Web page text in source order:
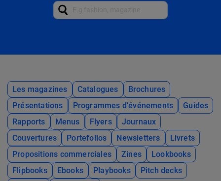
Les magazines Catalogues
Brochures
Présentations
Programmes d'événements
Guides
Rapports
Menus Flyers
Journaux
Couvertures
Portefolios Newsletters
Livrets
Propositions commerciales
Zines
Lookbooks
Flipbooks
Ebooks Playbooks
Pitch decks